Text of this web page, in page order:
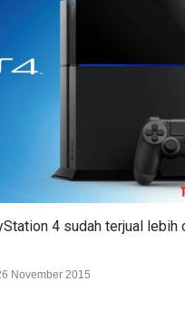
4 sudah terjual lebih
November 2015